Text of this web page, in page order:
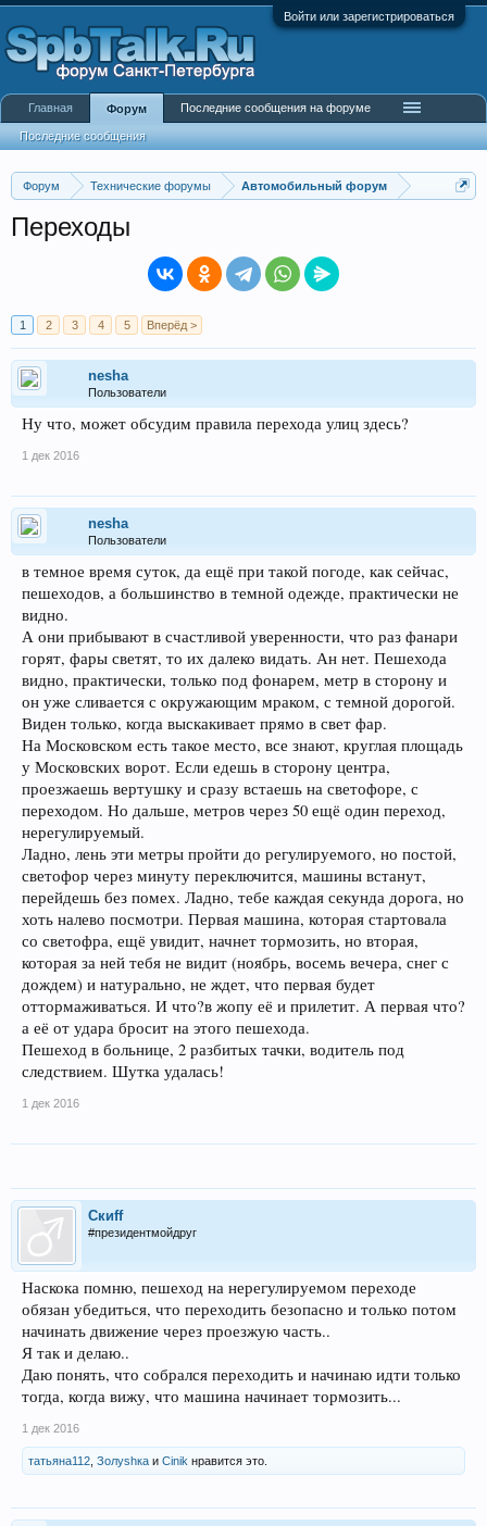
Войти или зарегистрироваться
Форум Технические форумы Автомобильный форум
Переходы
1 2 3 4 5 Вперёд >
nesha
Пользователи
Ну что, может обсудим правила перехода улиц здесь?
1 дек 2016
nesha
Пользователи
в темное время суток, да ещё при такой погоде, как сейчас,
пешеходов, а большинство в темной одежде, практически не
видно.
А они прибывают в счастливой уверенности, что раз фанари
горят, фары светят, то их далеко видать. Ан нет. Пешехода
видно, практически, только под фонарем, метр в сторону и
он уже сливается с окружающим мраком, с темной дорогой.
Виден только, когда выскакивает прямо в свет фар.
На Московском есть такое место, все знают, круглая площадь
у Московских ворот. Если едешь в сторону центра,
проезжаешь вертушку и сразу встаешь на светофоре, с
переходом. Но дальше, метров через 50 ещё один переход,
нерегулируемый.
Ладно, лень эти метры пройти до регулируемого, но постой,
светофор через минуту переключится, машины встанут,
перейдешь без помех. Ладно, тебе каждая секунда дорога, но
хоть налево посмотри. Первая машина, которая стартовала
со светофра, ещё увидит, начнет тормозить, но вторая,
которая за ней тебя не видит (ноябрь, восемь вечера, снег с
дождем) и натурально, не ждет, что первая будет
оттормаживаться. И что?в жопу её и прилетит. А первая что?
а её от удара бросит на этого пешехода.
Пешеход в больнице, 2 разбитых тачки, водитель под
следствием. Шутка удалась!
1 дек 2016
Скиff
#президентмойдруг
Наскока помню, пешеход на нерегулируемом переходе
обязан убедиться, что переходить безопасно и только потом
начинать движение через проезжую часть..
Я так и делаю..
Даю понять, что собрался переходить и начинаю идти только
тогда, когда вижу, что машина начинает тормозить...
1 дек 2016
татьяна112 Золуshка и Cinik нравится это.
Главная Форум
Последние сообщения
Последние сообщения на форуме